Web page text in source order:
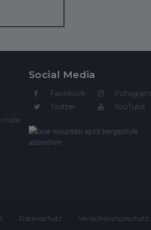
Social Media
Facebook
Twitter
Instagram
YouTube
Datenschutz Versicherungsschutz